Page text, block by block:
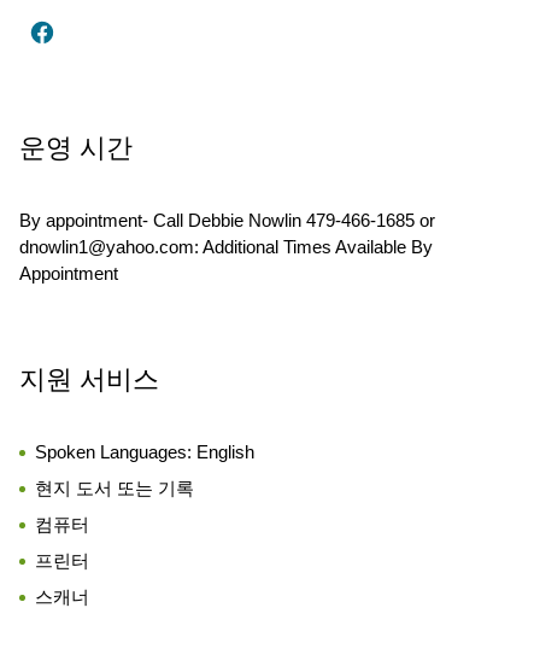
운영 시간
By appointment- Call Debbie Nowlin 479-466-1685 or
dnowlin1@yahoo.com: Additional Times Available By
Appointment
지원 서비스
Spoken Languages: English
현지 도서 또는 기록
컴퓨터
프린터
스캐너